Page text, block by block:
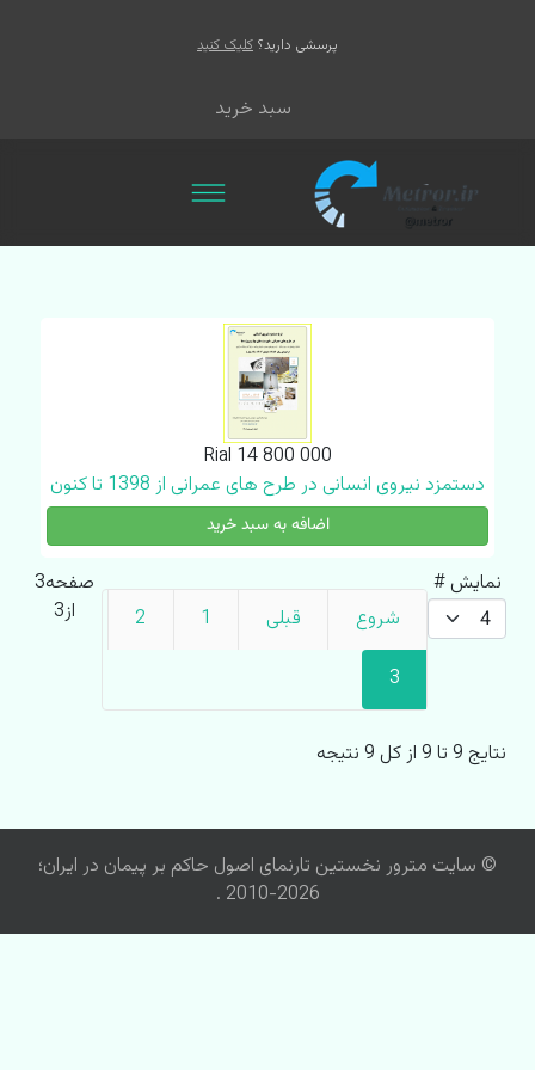
پرسشی دارید؟ کلیک کنید
سبد خرید
Rial 14 800 000
دستمزد نیروی انسانی در طرح های عمرانی از 1398 تا کنون
اضافه به سبد خرید
نمایش #
شروع
قبلی 1
2
3
صفحه3
از3
نتایج 9 تا 9 از کل 9 نتیجه
© سایت مترور نخستین تارنمای اصول حاکم بر پیمان در ایران؛
2026-2010 .